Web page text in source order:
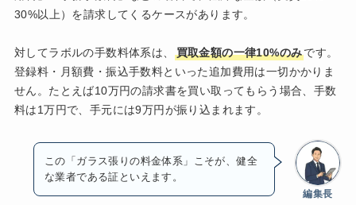
30%以上）を請求してくるケースがあります。
対してラボルの手数料体系は、 買取金額の一律10%のみです。
登録料・月額費・振込手数料といった追加費用は一切かかりま
せん。たとえば10万円の請求書を買い取ってもらう場合、手数
料は1万円で、手元には9万円が振り込まれます。
編集長
この「ガラス張りの料金体系」こそが、健全
な業者である証といえます。